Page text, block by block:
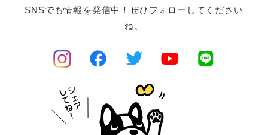
SNSでも情報を発信中！ぜひフォローしてください
ね。